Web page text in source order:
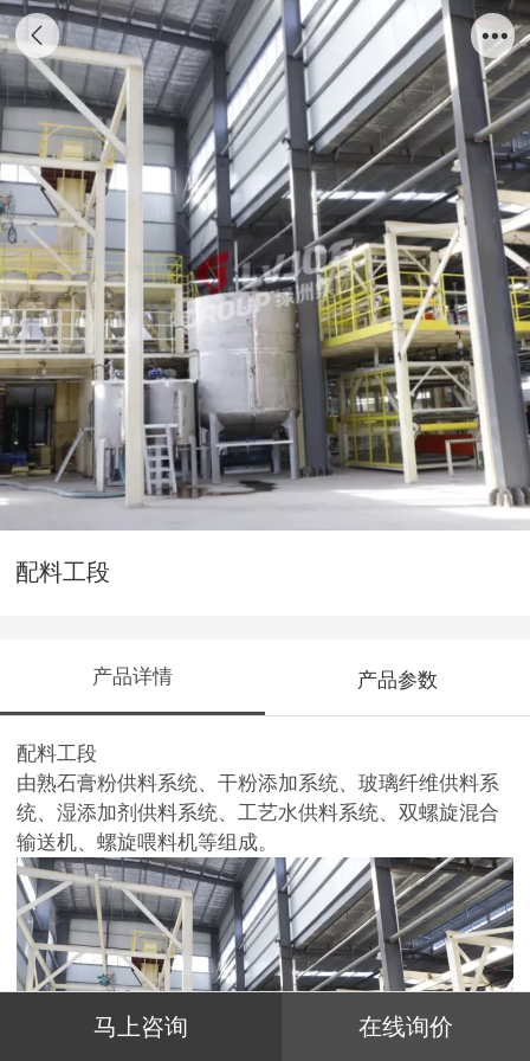
配料工段
产品详情 产品参数
配料工段
由熟石膏粉供料系统、干粉添加系统、玻璃纤维供料系
统、湿添加剂供料系统、工艺水供料系统、双螺旋混合
输送机、螺旋喂料机等组成。
马上咨询 在线询价